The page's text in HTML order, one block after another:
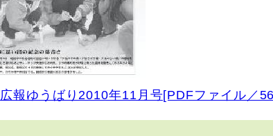
広報ゆうばり2010年11月号[PDFファイル／